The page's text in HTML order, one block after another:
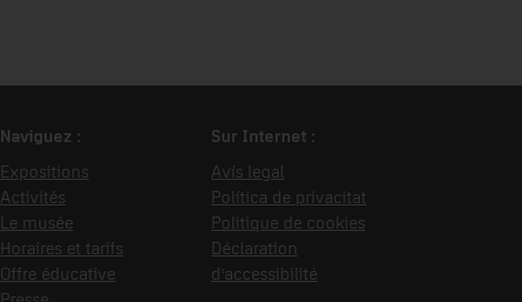
Naviguez :
Expositions
Activités
Le musée
Horaires et tarifs
Offre éducative
Sur Internet :
Avís legal
Política de privacitat
Politique de cookies
Déclaration
d’accessibilité